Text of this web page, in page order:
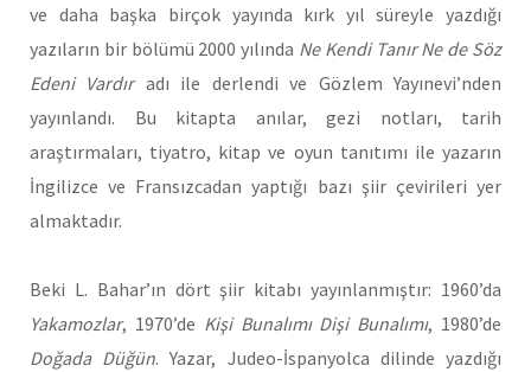
ve daha başka birçok yayında kırk yıl süreyle yazdığı
yazıların bir bölümü 2000 yılında Ne Kendi Tanır Ne de Söz
Edeni Vardır adı ile derlendi ve Gözlem Yayınevi’nden
yayınlandı. Bu kitapta anılar, gezi notları, tarih
araştırmaları, tiyatro, kitap ve oyun tanıtımı ile yazarın
İngilizce ve Fransızcadan yaptığı bazı şiir çevirileri yer
almaktadır.
Beki L. Bahar’ın dört şiir kitabı yayınlanmıştır: 1960’da
Yakamozlar, 1970’de Kişi Bunalımı Dişi Bunalımı, 1980’de
Doğada Düğün. Yazar, Judeo-İspanyolca dilinde yazdığı